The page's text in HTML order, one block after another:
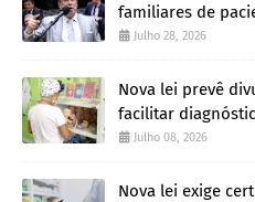
familiares de
Julho 28, 2026
Nova lei prevê
facilitar
Julho 08, 2026
Nova lei exige